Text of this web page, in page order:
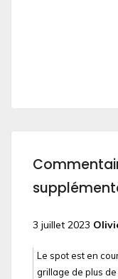
3 juillet 2023
Le spot est en
grillage de plus